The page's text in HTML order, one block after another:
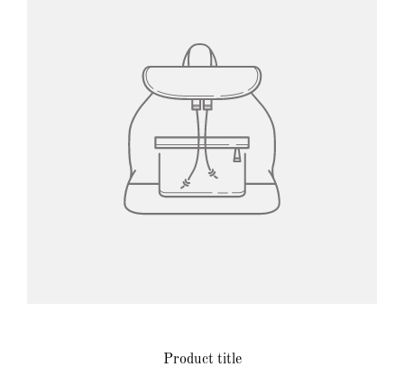
Product title